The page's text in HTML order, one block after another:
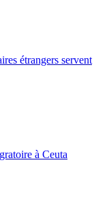
étrangers servent
à Ceuta